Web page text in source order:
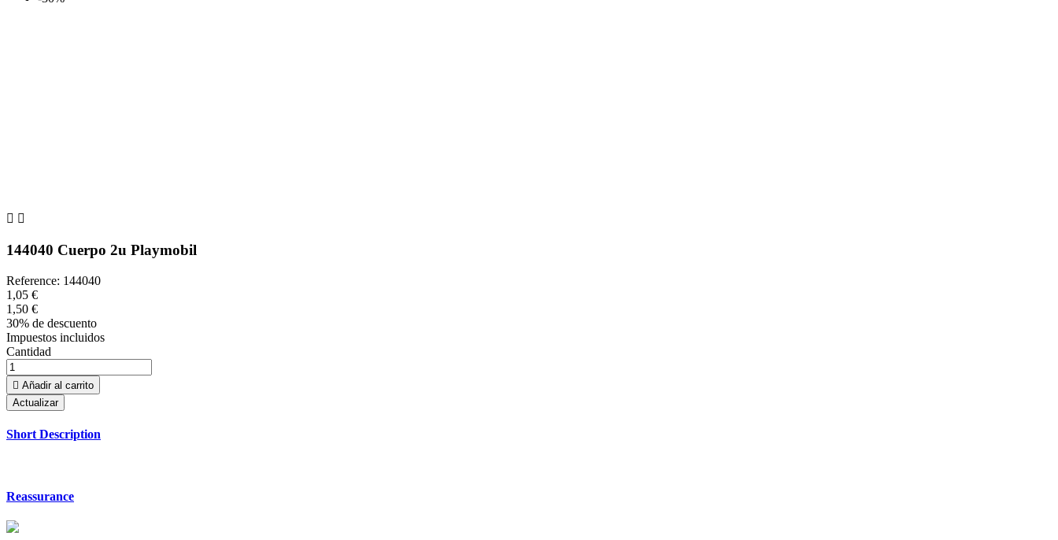
 
144040 Cuerpo 2u Playmobil
Reference: 144040
1,05 €
1,50 €
30% de descuento
Impuestos incluidos
Cantidad
 Añadir al carrito
Short Description
Reassurance